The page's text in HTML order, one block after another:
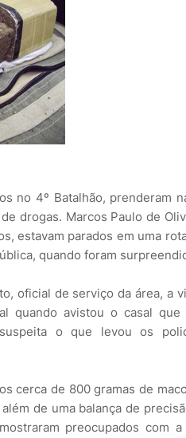
no 4º Batalhão, prenderam
drogas. Marcos Paulo de
estavam parados em uma
quando foram
oficial de serviço da área, a
quando avistou o casal
o que levou os
cerca de 800 gramas de
de uma balança de
preocupados com